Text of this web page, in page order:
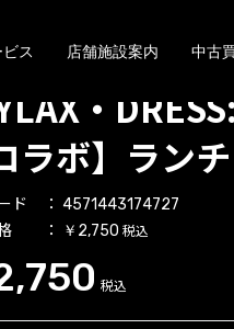
ス 店舗施設案内 中古
・
ラボ】ラン
ド 4571443174727
￥2,750 税込
税込